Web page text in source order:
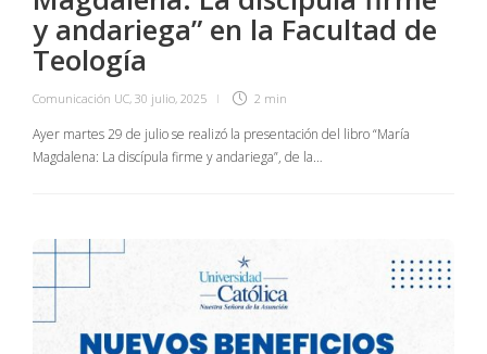
y andariega” en la Facultad de
Teología
Comunicación UC, 30 julio, 2025 2 min
Ayer martes 29 de julio se realizó la presentación del libro “María
Magdalena: La discípula firme y andariega”, de la…